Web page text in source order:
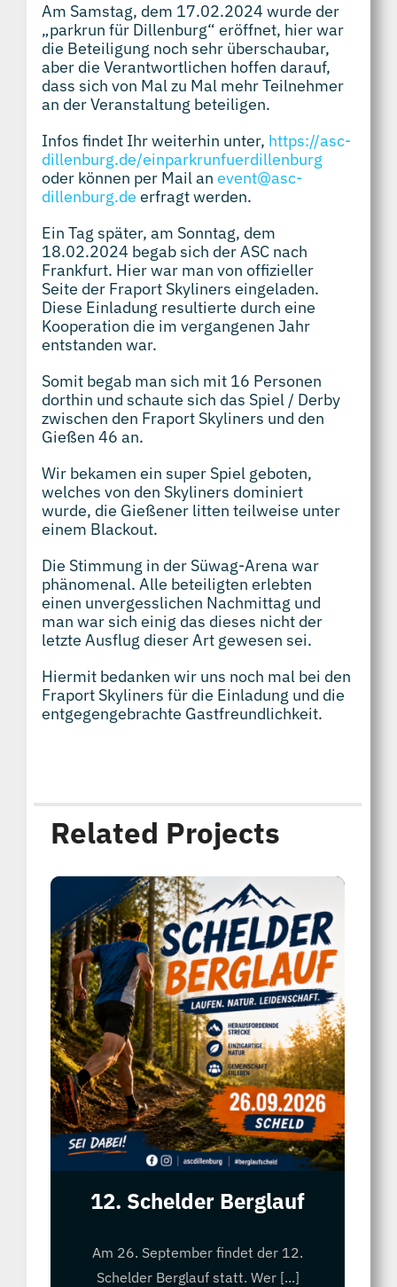
Am Samstag, dem 17.02.2024 wurde der
„parkrun für Dillenburg“ eröffnet, hier war
die Beteiligung noch sehr überschaubar,
aber die Verantwortlichen hoffen darauf,
dass sich von Mal zu Mal mehr Teilnehmer
an der Veranstaltung beteiligen.
Infos findet Ihr weiterhin unter, https://asc-
dillenburg.de/einparkrunfuerdillenburg
oder können per Mail an event@asc-
dillenburg.de erfragt werden.
Ein Tag später, am Sonntag, dem
18.02.2024 begab sich der ASC nach
Frankfurt. Hier war man von offizieller
Seite der Fraport Skyliners eingeladen.
Diese Einladung resultierte durch eine
Kooperation die im vergangenen Jahr
entstanden war.
Somit begab man sich mit 16 Personen
dorthin und schaute sich das Spiel / Derby
zwischen den Fraport Skyliners und den
Gießen 46 an.
Wir bekamen ein super Spiel geboten,
welches von den Skyliners dominiert
wurde, die Gießener litten teilweise unter
einem Blackout.
Die Stimmung in der Süwag-Arena war
phänomenal. Alle beteiligten erlebten
einen unvergesslichen Nachmittag und
man war sich einig das dieses nicht der
letzte Ausflug dieser Art gewesen sei.
Hiermit bedanken wir uns noch mal bei den
Fraport Skyliners für die Einladung und die
entgegengebrachte Gastfreundlichkeit.
Related Projects
12. Schelder Berglauf
Am 26. September findet der 12.
Schelder Berglauf statt. Wer [...]